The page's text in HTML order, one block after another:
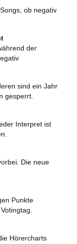
ob negativ
der
sind ein Jahr
gesperrt.
Interpret ist
Die neue
Punkte
Hörercharts